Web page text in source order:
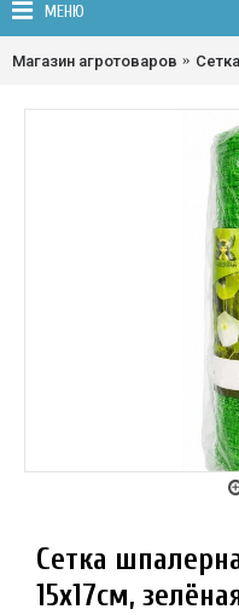
МЕНЮ
Магазин агротоваров
Сетка
15х17см,